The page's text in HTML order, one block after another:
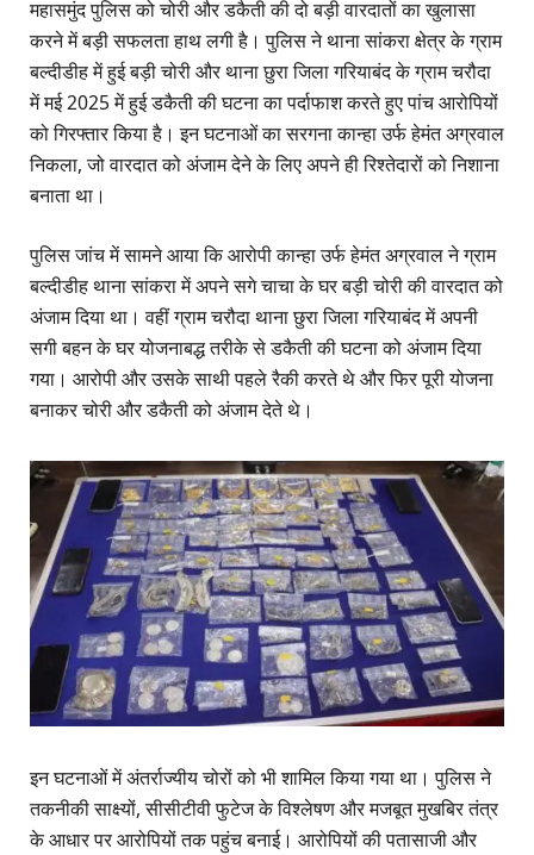
महासमुंद पुलिस को चोरी और डकैती की दो बड़ी वारदातों का खुलासा
करने में बड़ी सफलता हाथ लगी है। पुलिस ने थाना सांकरा क्षेत्र के ग्राम
बल्दीडीह में हुई बड़ी चोरी और थाना छुरा जिला गरियाबंद के ग्राम चरौदा
में मई 2025 में हुई डकैती की घटना का पर्दाफाश करते हुए पांच आरोपियों
को गिरफ्तार किया है। इन घटनाओं का सरगना कान्हा उर्फ हेमंत अग्रवाल
निकला, जो वारदात को अंजाम देने के लिए अपने ही रिश्तेदारों को निशाना
बनाता था।
पुलिस जांच में सामने आया कि आरोपी कान्हा उर्फ हेमंत अग्रवाल ने ग्राम
बल्दीडीह थाना सांकरा में अपने सगे चाचा के घर बड़ी चोरी की वारदात को
अंजाम दिया था। वहीं ग्राम चरौदा थाना छुरा जिला गरियाबंद में अपनी
सगी बहन के घर योजनाबद्ध तरीके से डकैती की घटना को अंजाम दिया
गया। आरोपी और उसके साथी पहले रैकी करते थे और फिर पूरी योजना
बनाकर चोरी और डकैती को अंजाम देते थे।
इन घटनाओं में अंतर्राज्यीय चोरों को भी शामिल किया गया था। पुलिस ने
तकनीकी साक्ष्यों, सीसीटीवी फुटेज के विश्लेषण और मजबूत मुखबिर तंत्र
के आधार पर आरोपियों तक पहुंच बनाई। आरोपियों की पतासाजी और